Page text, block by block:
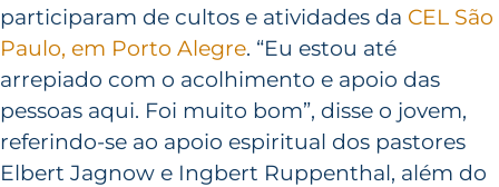
participaram de cultos e atividades da CEL São
Paulo, em Porto Alegre. “Eu estou até
arrepiado com o acolhimento e apoio das
pessoas aqui. Foi muito bom”, disse o jovem,
referindo-se ao apoio espiritual dos pastores
Elbert Jagnow e Ingbert Ruppenthal, além do